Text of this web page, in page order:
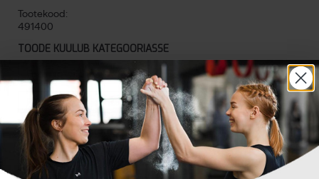
Tootekood:
491400
TOODE KUULUB KATEGOORIASSE
Füsioteraapia- ja massaaživahendid Hüppepallid
Jõuseadmed ja jõutreeningu varustus Jõutreening
Kehahooldus Taastusravi ja füsioteraapia